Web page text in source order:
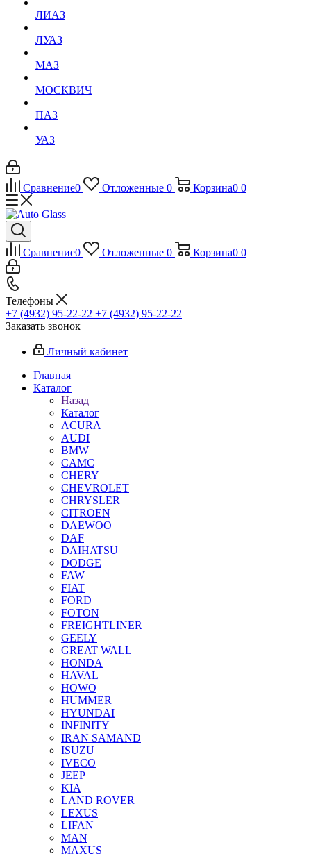
ЛИАЗ
ЛУАЗ
МАЗ
МОСКВИЧ
ПАЗ
УАЗ
Сравнение0 Отложенные 0 Корзина0 0
Сравнение0 Отложенные 0 Корзина0 0
Телефоны
+7 (4932) 95-22-22 +7 (4932) 95-22-22
Заказать звонок
Личный кабинет
Главная
Каталог
Назад
Каталог
ACURA
AUDI
BMW
CAMC
CHERY
CHEVROLET
CHRYSLER
CITROEN
DAEWOO
DAF
DAIHATSU
DODGE
FAW
FIAT
FORD
FOTON
FREIGHTLINER
GEELY
GREAT WALL
HONDA
HAVAL
HOWO
HUMMER
HYUNDAI
INFINITY
IRAN SAMAND
ISUZU
IVECO
JEEP
KIA
LAND ROVER
LEXUS
LIFAN
MAN
MAXUS